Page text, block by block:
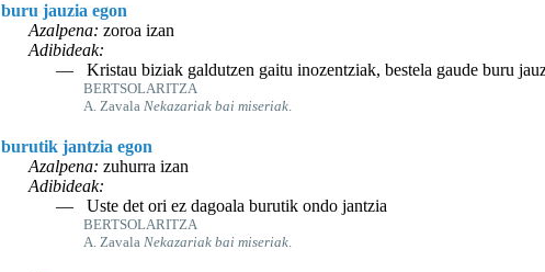
buru jauzia egon
Azalpena: zoroa izan
Adibideak:
— Kristau biziak galdutzen gaitu inozentziak, bestela gaude buru
BERTSOLARITZA
A. Zavala Nekazariak bai miseriak.
burutik jantzia egon
Azalpena: zuhurra izan
Adibideak:
— Uste det ori ez dagoala burutik ondo jantzia
BERTSOLARITZA
A. Zavala Nekazariak bai miseriak.